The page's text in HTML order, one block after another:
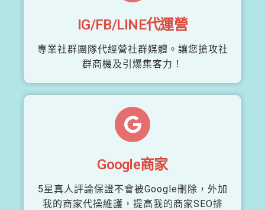
IG/FB/LINE代運營
專業社群團隊代經營社群媒體。讓您搶攻社
群商機及引爆集客力！
Google商家
5星真人評論保證不會被Google刪除，外加
我的商家代操維護，提高我的商家SEO排